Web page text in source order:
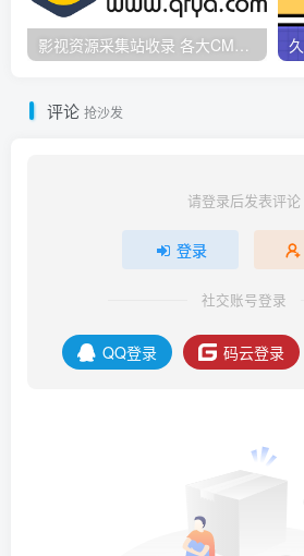
影视资源采集站收录 各大CMS采集资源站网址合集
评论 抢沙发
请登录后发表评论
登录
社交账号登录
QQ登录 码云登录